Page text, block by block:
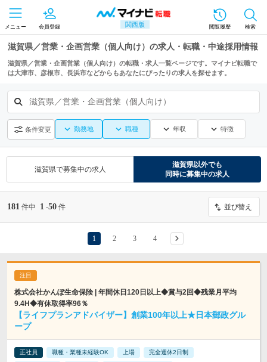
関西版
メニュー 会員登録 閲覧履歴 検索
滋賀県／営業・企画営業（個人向け）の求人・転職・中途採用情報
滋賀県／営業・企画営業（個人向け）の転職・求人一覧ページです。マイナビ転職で
は大津市、彦根市、長浜市などからもあなたにぴったりの求人を探せます。
滋賀県／営業・企画営業（個人向け）
条件変更 勤務地 職種 年収 特徴
滋賀県で募集中の求人
滋賀県以外でも
同時に募集中の求人
181 件中 1 -50 件 並び替え
1 2 3 4
株式会社かんぽ生命保険 | 年間休日120日以上◆賞与2回◆残業月平均
9.4H◆有休取得率96％
【ライフプランアドバイザー】創業100年以上★日本郵政グル
ープ
正社員 職種・業種未経験OK 上場 完全週休2日制